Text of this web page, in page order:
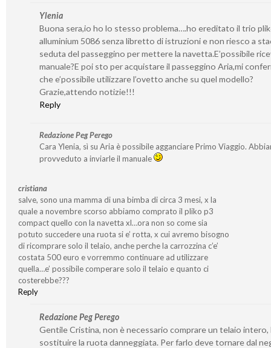
Ylenia
Buona sera,io ho lo stesso problema….ho ereditato il trio
alluminium 5086 senza libretto di istruzioni e non riesco a
seduta del passeggino per mettere la navetta.E’possibile
manuale?E poi sto per acquistare il passeggino Aria,mi
che e’possibile utilizzare l’ovetto anche su quel modello?
Grazie,attendo notizie!!!
Reply
Redazione Peg Perego
Cara Ylenia, sì su Aria è possibile agganciare Primo Viaggio.
provveduto a inviarle il manuale
cristiana
salve, sono una mamma di una bimba di circa 3 mesi, x la
quale a novembre scorso abbiamo comprato il pliko p3
compact quello con la navetta xl…ora non so come sia
potuto succedere una ruota si e’ rotta, x cui avremo bisogno
di ricomprare solo il telaio, anche perche la carrozzina c’e’
costata 500 euro e vorremmo continuare ad utilizzare
quella…e’ possibile comperare solo il telaio e quanto ci
costerebbe???
Reply
Redazione Peg Perego
Gentile Cristina, non è necessario comprare un telaio intero,
sostituire la ruota danneggiata. Per farlo deve tornare dal